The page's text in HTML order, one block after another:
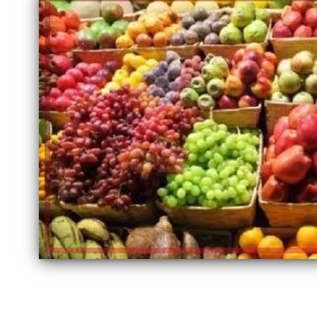
إلهام شرشر تكتب: دي مبقتش كورة..
دي سياسة
الكاتبة إلهام شرشر تهنئ الرئيس
السيسي بعيد ميلاده وتُشيد بجهوده
في بناء الدولة